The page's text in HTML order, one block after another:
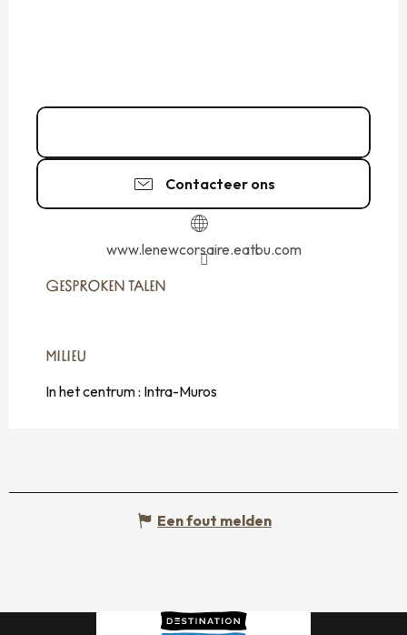
Contacteer ons
www.lenewcorsaire.eatbu.com
GESPROKEN TALEN
GESPROKEN TALEN
MILIEU
MILIEU
In het centrum : Intra-Muros
Een fout melden